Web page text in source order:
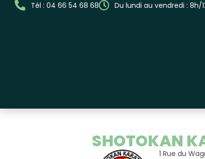
Tél : 04 66 54 68 68 Du lundi au vendredi : 8h/
SHOTOKAN
1 Rue du